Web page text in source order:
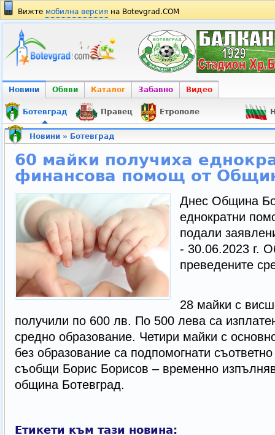
Вижте мобилна версия на Botevgrad.COM
Новини Обяви Каталог Забавно Видео
Ботевград Правец Етрополе
Новини» Ботевград
60 майки получиха
финансова помощ от
Днес Община
еднократни
подали
- 30.06.2023 г.
преведените
28 майки с
получили по 600 лв. По 500 лева са
средно образование. Четири майки с
без образование са подпомогнати
съобщи Борис Борисов – временно
община Ботевград.
Етикети към тази новина: